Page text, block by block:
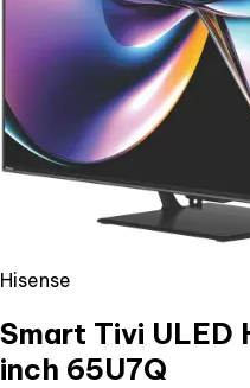
Hisense
Smart Tivi ULED
inch 65U7Q